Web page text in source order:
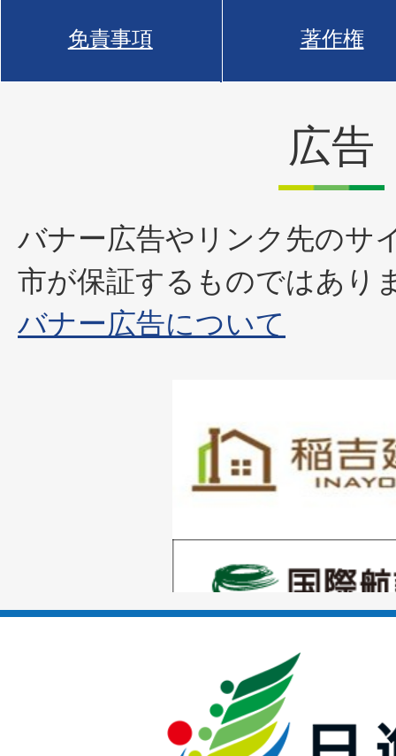
免責事項 著作権
広告
バナー広告やリンク先のサ
市が保証するものではあり
バナー広告について
枚
目
ラ
枚
ス
1